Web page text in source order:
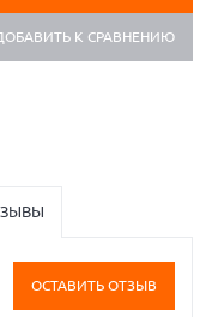
К СРАВНЕНИЮ
ОСТАВИТЬ ОТЗЫВ